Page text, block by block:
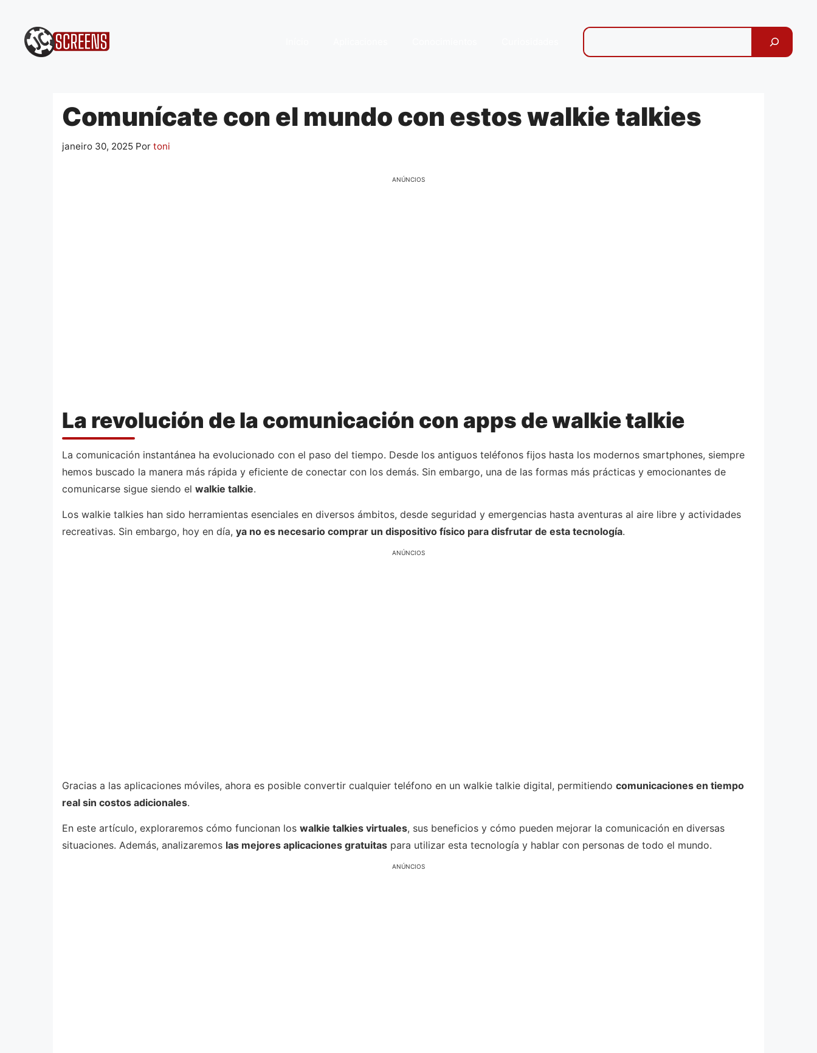
conteúdo
Comunícate con el mundo con estos walkie talkies
janeiro 30, 2025 Por toni
ANÚNCIOS
La revolución de la comunicación con apps de walkie talkie
La comunicación instantánea ha evolucionado con el paso del tiempo. Desde los antiguos teléfonos fijos hasta los modernos smartphones, siempre
hemos buscado la manera más rápida y eficiente de conectar con los demás. Sin embargo, una de las formas más prácticas y emocionantes de
comunicarse sigue siendo el walkie talkie.
Los walkie talkies han sido herramientas esenciales en diversos ámbitos, desde seguridad y emergencias hasta aventuras al aire libre y actividades
recreativas. Sin embargo, hoy en día, ya no es necesario comprar un dispositivo físico para disfrutar de esta tecnología.
ANÚNCIOS
Gracias a las aplicaciones móviles, ahora es posible convertir cualquier teléfono en un walkie talkie digital, permitiendo comunicaciones en tiempo
real sin costos adicionales.
En este artículo, exploraremos cómo funcionan los walkie talkies virtuales, sus beneficios y cómo pueden mejorar la comunicación en diversas
situaciones. Además, analizaremos las mejores aplicaciones gratuitas para utilizar esta tecnología y hablar con personas de todo el mundo.
ANÚNCIOS